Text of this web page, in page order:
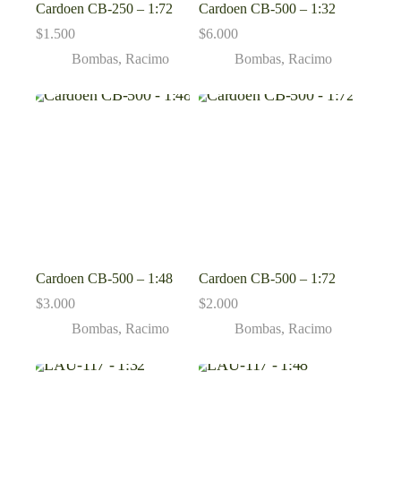
Cardoen CB-250 – 1:72
$1.500
Bombas, Racimo
Cardoen CB-500 – 1:32
$6.000
Bombas,Racimo
Cardoen CB-500 – 1:48
$3.000
Bombas, Racimo
Cardoen CB-500 – 1:72
$2.000
Bombas,Racimo